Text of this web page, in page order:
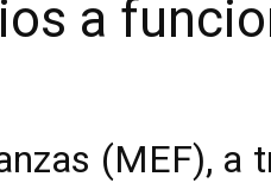
a
(MEF), a